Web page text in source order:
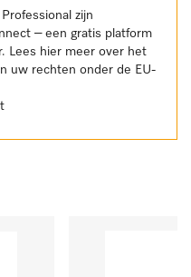
zijn
– een gratis platform
Lees hier meer over het
uw rechten onder de EU-